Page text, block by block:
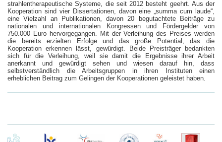
strahlentherapeutische Systeme, die seit 2012 besteht geehrt. Aus der
Kooperation sind vier Dissertationen, davon eine „summa cum laude“,
eine Vielzahl an Publikationen, davon 20 begutachtete Beiträge zu
nationalen und internationalen Kongressen und Fördergelder von
750.000 Euro hervorgegangen. Mit der Verleihung des Preises werden
die bereits erzielten Erfolge und das große Potential, das die
Kooperation erkennen lässt, gewürdigt.
Beide Preisträger bedankten
sich für die Verleihung, weil sie damit die Ergebnisse ihrer Arbeit
anerkannt und gewürdigt sehen und wiesen darauf hin, dass
selbstverständlich die Arbeitsgruppen in ihren Instituten einen
erheblichen Beitrag zum Gelingen der Kooperationen geleistet haben.